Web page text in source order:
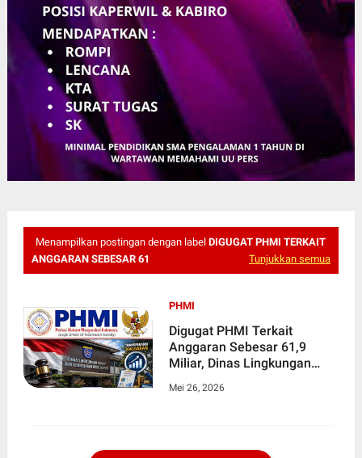
Menampilkan postingan dengan label DIGUGAT PHMI TERKAIT
ANGGARAN SEBESAR 61
Tunjukkan semua
PHMI
Digugat PHMI Terkait
Anggaran Sebesar 61,9
Miliar, Dinas Lingkungan
Depok Mangkir
Mei 26, 2026